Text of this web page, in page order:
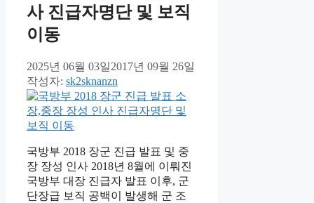
사 진급자명단 및 보직
이동
2025년 06월 03일2017년 09월 26일
작성자: sk2sknanzn
국방부 2018 장군 진급 발표 및 중
장 장성 인사 2018년 8월에 이뤄진
국방부 대장 진급자 발표 이후, 군
단장급 보직 공백이 발생해 군 조